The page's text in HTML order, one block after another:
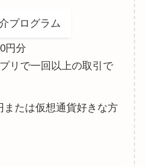
プログラム
円分
リで一回以上の取引で
たは仮想通貨好きな方